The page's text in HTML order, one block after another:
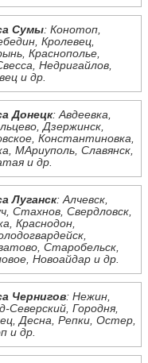
Сумы: Конотоп,
Кролевец,
Краснополье,
Недригайлов,
и др.
Донецк: Авдеевка,
Дзержинск,
Константиновка,
МАриуполь, Славянск,
и др.
Луганск: Алчевск,
Стахнов, Свердловск,
Краснодон,
Старобельск,
Новоайдар и др.
Чернигов: Нежин,
Северский, Городня,
Десна, Репки, Остер,
и др.